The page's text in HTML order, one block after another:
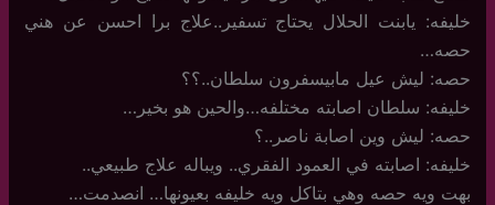
خليفه: يابنت الحلال يحتاج تسفير..علاج برا احسن عن هني
حصه…
حصه: ليش عيل مابيسفرون سلطان..؟؟
خليفه: سلطان اصابته مختلفه…والحين هو بخير…
حصه: ليش وين اصابة ناصر..؟
خليفه: اصابته في العمود الفقري.. ويباله علاج طبيعي..
بهت ويه حصه وهي بتاكل ويه خليفه بعيونها… انصدمت…